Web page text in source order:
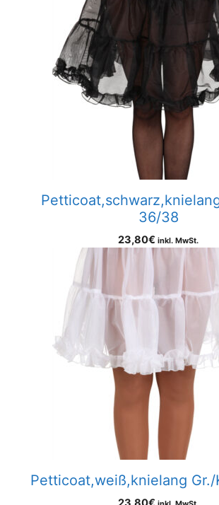
36/38
23,80€ inkl. MwSt.
Petticoat,weiß,knielang